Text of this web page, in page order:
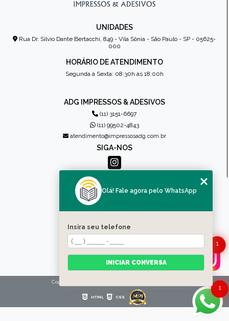
UNIDADES
Rua Dr. Sílvio Dante Bertacchi, 849 - Vila Sônia - São Paulo - SP - 05625-
000
HORÁRIO DE ATENDIMENTO
Segunda à Sexta: 08:30h às 18:00h
ADG IMPRESSOS & ADESIVOS
(11) 3151-6697
(11) 99502-4843
atendimento@impressosadg.com.br
SIGA-NOS
MENU
QUEM SOMOS
PRODUTOS
CONTATO
CATEGORIAS
MAPA DO SITE
Copyright © Impressos ADG. (Lei 9610 de 19/02/1998)
HTML CSS
1
1
Olá! Fale agora pelo WhatsApp
Insira seu telefone
INICIAR CONVERSA